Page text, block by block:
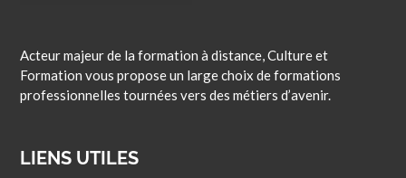
Acteur majeur de la formation à distance, Culture et
Formation vous propose un large choix de formations
professionnelles tournées vers des métiers d’avenir.
LIENS UTILES